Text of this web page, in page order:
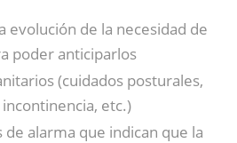
evolución de la necesidad de
poder anticiparlos
(cuidados posturales,
etc.)
de alarma que indican que la